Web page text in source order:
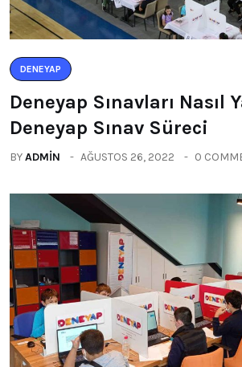
DENEYAP
Deneyap Sınavları Nasıl
Deneyap Sınav Süreci
BYADMIN AĞUSTOS 26, 2022 0